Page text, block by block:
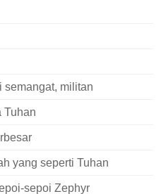
semangat, militan
Tuhan
yang seperti Tuhan
sepoi Zephyr